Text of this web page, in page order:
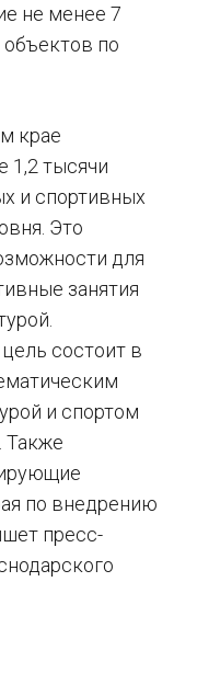
не менее 7
по
крае
1,2 тысячи
и спортивных
Это
для
занятия
состоит в
и спортом
Также
по внедрению
пресс-